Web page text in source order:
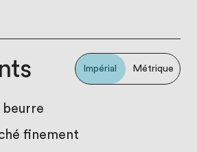
Impérial Métrique
beurre
finement